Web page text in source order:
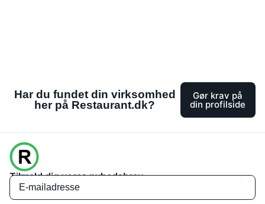
Har du fundet din virksomhed
her på Restaurant.dk?
Gør krav på
din profilside
Tilmeld dig vores nyhedsbrev